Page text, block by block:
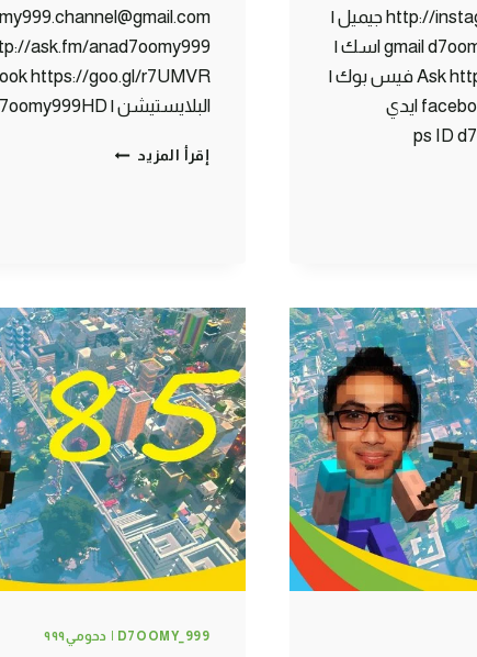
http://instagram.com/anad7oomy999 جيميل |
gmail d7oomy999.channel@gmail.com اسك |
Ask http://ask.fm/anad7oomy999 فيس بوك |
facebook https://goo.gl/r7UMVR ايدي
البلايستيشن | ps ID d7oomy999HD
إقرأ المزيد ماين
88#
MINECRAFT
:
D7OOMY999
D7OOMY_999 | دحومي٩٩٩